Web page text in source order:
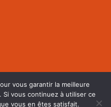
vous garantir la meilleure
vous continuez à utiliser ce
vous en êtes satisfait.